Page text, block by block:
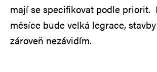
mají se specifikovat podle priorit.
měsíce bude velká legrace,
zároveň nezávidím.